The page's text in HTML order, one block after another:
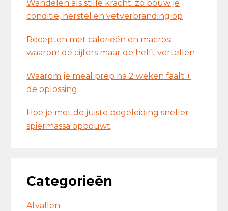
Wandelen als stille kracht: zo bouw je
conditie, herstel en vetverbranding op
Recepten met calorieën en macros:
waarom de cijfers maar de helft vertellen
Waarom je meal prep na 2 weken faalt +
de oplossing
Hoe je met de juiste begeleiding sneller
spiermassa opbouwt
Categorieën
Afvallen